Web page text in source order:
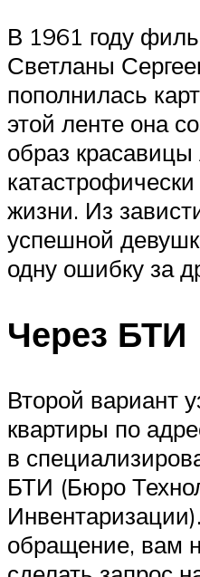
В 1961 году
Светланы
пополнилась
этой ленте она
образ
жизни. Из
успешной
одну ошибку за
Через БТИ
Второй вариант
квартиры по
в
БТИ (Бюро
обращение, вам